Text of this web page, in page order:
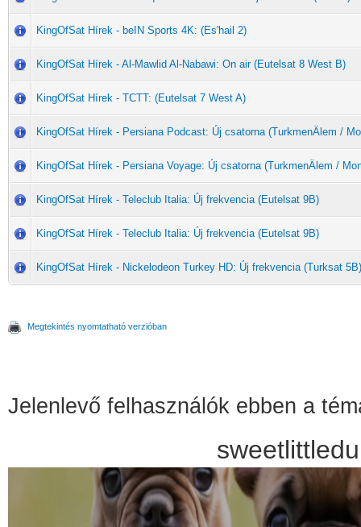
KingOfSat Hírek - beIN Sports 4K: (Es'hail 2)
KingOfSat Hírek - Al-Mawlid Al-Nabawi: On air (Eutelsat 8 West B)
KingOfSat Hírek - TCTT: (Eutelsat 7 West A)
KingOfSat Hírek - Persiana Podcast: Új csatorna (TurkmenÄlem /
KingOfSat Hírek - Persiana Voyage: Új csatorna (TurkmenÄlem /
KingOfSat Hírek - Teleclub Italia: Új frekvencia (Eutelsat 9B)
KingOfSat Hírek - Teleclub Italia: Új frekvencia (Eutelsat 9B)
KingOfSat Hírek - Nickelodeon Turkey HD: Új frekvencia (Turksat 5B)
Megtekintés nyomtatható verzióban
Jelenlevő felhasználók ebben a